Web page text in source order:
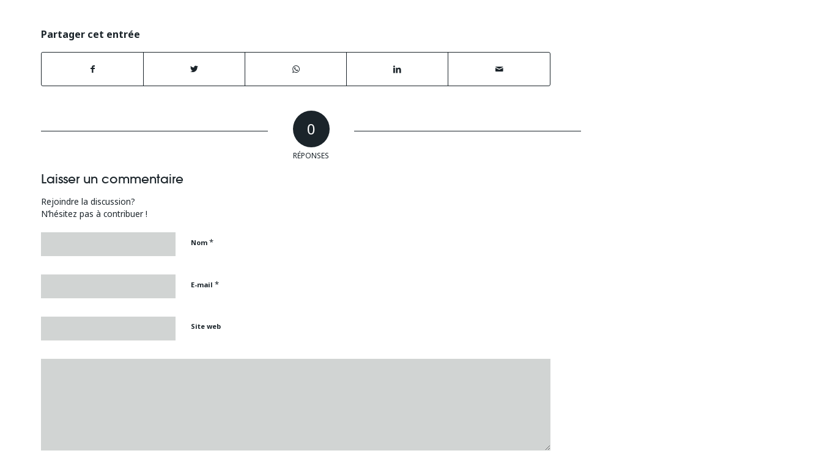
Partager cet entrée
0
RÉPONSES
Laisser un commentaire
Rejoindre la discussion?
N’hésitez pas à contribuer !
Nom *
E-mail *
Site web